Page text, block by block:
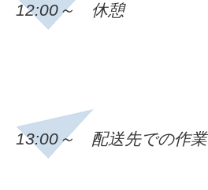
12:00～ 休憩
13:00～ 配送先での作業